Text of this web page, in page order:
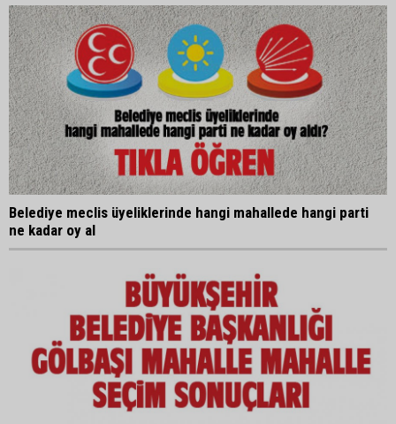
Belediye meclis üyeliklerinde hangi mahallede hangi parti
ne kadar oy al